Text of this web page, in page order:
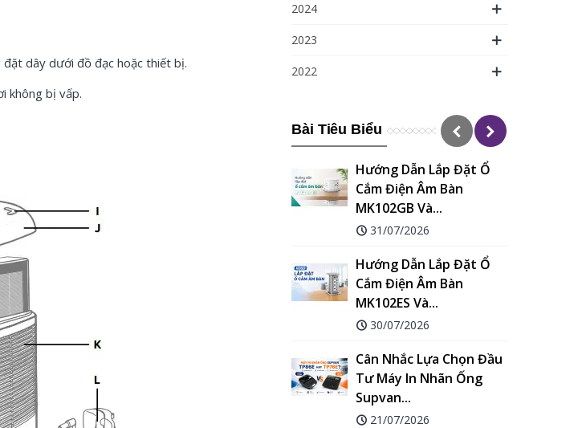
2024
2023
2022
Bài Tiêu Biểu
Hướng Dẫn Lắp Đặt Ổ
Cắm Điện Âm Bàn
MK102GB Và...
31/07/2026
Hướng Dẫn Lắp Đặt Ổ
Cắm Điện Âm Bàn
MK102ES Và...
30/07/2026
Cân Nhắc Lựa Chọn Đầu
Tư Máy In Nhãn Ống
Supvan...
21/07/2026
dây dưới đồ đạc hoặc thiết bị.
không bị vấp.